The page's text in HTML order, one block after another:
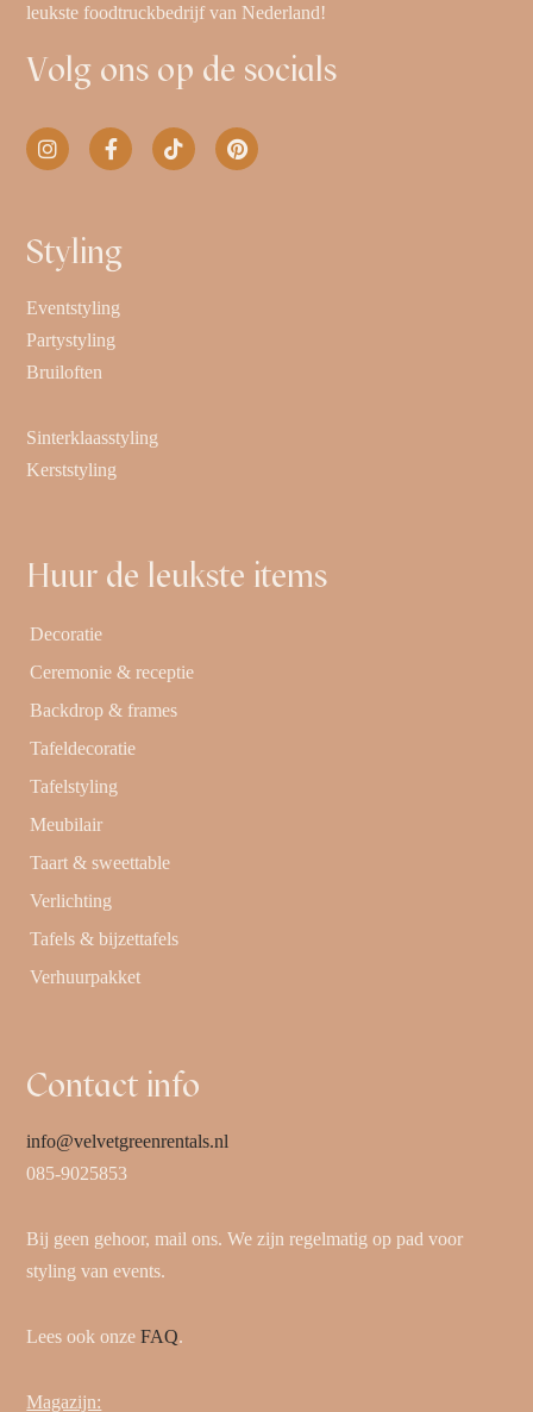
leukste foodtruckbedrijf van Nederland!
Volg ons op de socials
Styling
Eventstyling
Partystyling
Bruiloften
Sinterklaasstyling
Kerststyling
Huur de leukste items
Decoratie
Ceremonie & receptie
Backdrop & frames
Tafeldecoratie
Tafelstyling
Meubilair
Taart & sweettable
Verlichting
Tafels & bijzettafels
Verhuurpakket
Contact info
info@velvetgreenrentals.nl
085-9025853
Bij geen gehoor, mail ons. We zijn regelmatig op pad voor
styling van events.
Lees ook onzeFAQ.
Magazijn: